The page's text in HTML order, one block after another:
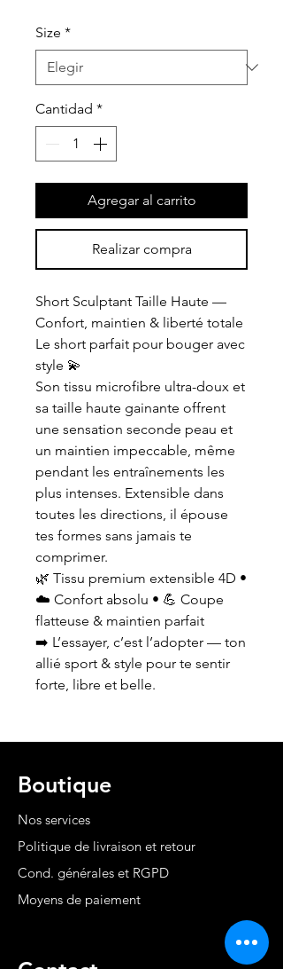
Size *
Cantidad *
Agregar al carrito
Realizar compra
Short Sculptant Taille Haute —
Confort, maintien & liberté totale
Le short parfait pour bouger avec
style 💫
Son tissu microfibre ultra-doux et
sa taille haute gainante offrent
une sensation seconde peau et
un maintien impeccable, même
pendant les entraînements les
plus intenses. Extensible dans
toutes les directions, il épouse
tes formes sans jamais te
comprimer.
🌿 Tissu premium extensible 4D •
☁️ Confort absolu • 💪 Coupe
flatteuse & maintien parfait
➡️ L’essayer, c’est l’adopter — ton
allié sport & style pour te sentir
forte, libre et belle.
Boutique
Nos services
Politique de livraison et retour
Cond. générales et RGPD
Moyens de paiement